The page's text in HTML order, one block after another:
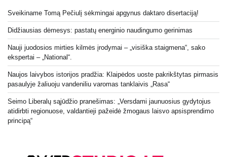
Sveikiname Tomą Pečiulį sėkmingai apgynus daktaro disertaciją!
Didžiausias dėmesys: pastatų energinio naudingumo gerinimas
Nauji juodosios mirties kilmės įrodymai – „visiška staigmena“, sako
ekspertai – „National“.
Naujos laivybos istorijos pradžia: Klaipėdos uoste pakrikštytas pirmasis
pasaulyje žaliuoju vandeniliu varomas tanklaivis „Rasa“
Seimo Liberalų sąjūdžio pranešimas: „Versdami jaunuosius gydytojus
atidirbti regionuose, valdantieji pažeidė žmogaus laisvo apsisprendimo
principą“